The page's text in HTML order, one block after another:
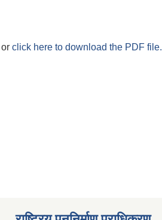
or click here to download the PDF file.